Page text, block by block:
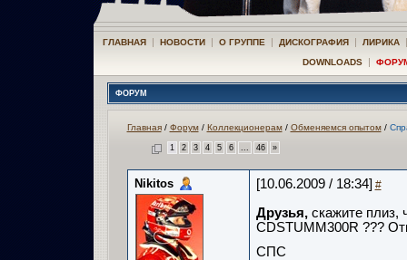
ГЛАВНАЯ | НОВОСТИ | О ГРУППЕ | ДИСКОГРАФИЯ | ЛИРИКА
DOWNLOADS |
ФОРУМ
Главная/ Форум/ Коллекционерам/ Обменяемся опытом/
1 2 3 4 5 6 ... 46 »
Nikitos [10.06.2009 / 18:34] #
Друзья,скажите плиз,
CDSTUMM300R ???
СПС